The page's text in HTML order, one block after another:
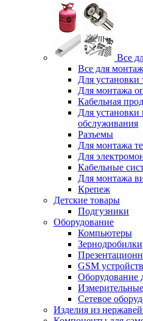
Все
Все для
Для установки
Для монтажа
Кабельная
Для
обслуживания
Разъемы
Для монтажа
Для
Кабельные
Для монтажа
Крепеж
Детские товары
Подгузники
Оборудование
Компьютеры
Зернодробилки
GSM
Оборудование
Сетевое
Изделия из